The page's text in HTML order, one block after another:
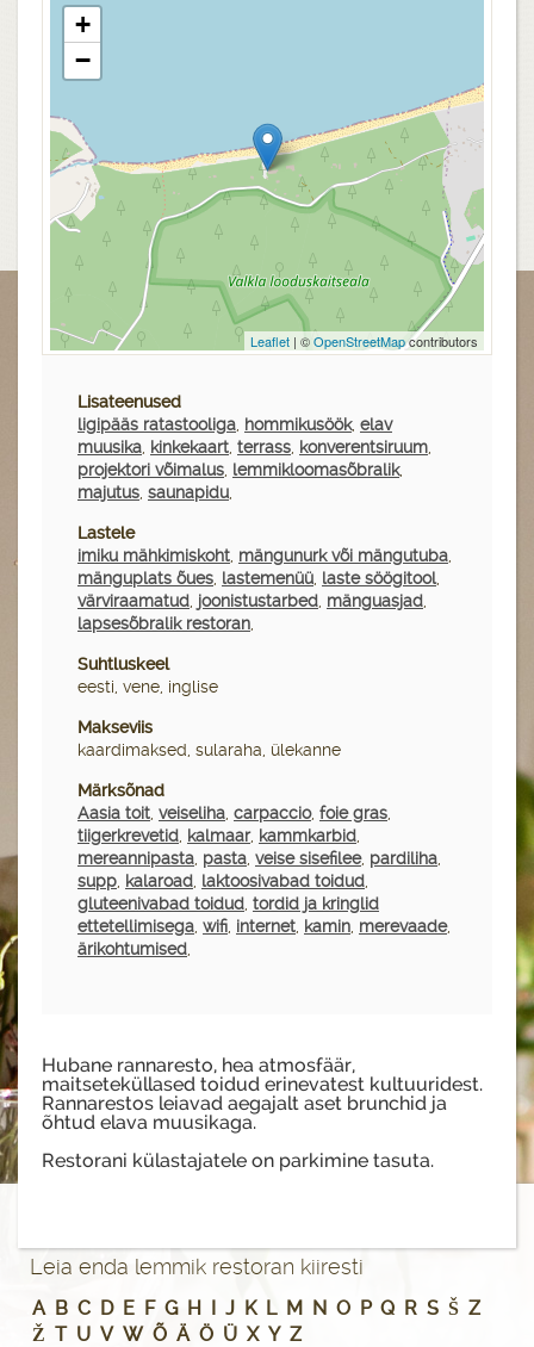
+
−
Leaflet | ©OpenStreetMapcontributors
Lisateenused
ligipääs ratastooliga, hommikusöök, elav
muusika, kinkekaart, terrass, konverentsiruum,
projektori võimalus, lemmikloomasõbralik,
majutus, saunapidu,
Lastele
imiku mähkimiskoht, mängunurk või mängutuba,
mänguplats õues, lastemenüü, laste söögitool,
värviraamatud, joonistustarbed, mänguasjad,
lapsesõbralik restoran,
Suhtluskeel
eesti, vene, inglise
Makseviis
kaardimaksed, sularaha, ülekanne
Märksõnad
Aasia toit, veiseliha, carpaccio, foie gras,
tiigerkrevetid, kalmaar, kammkarbid,
mereannipasta, pasta, veise sisefilee, pardiliha,
supp, kalaroad, laktoosivabad toidud,
gluteenivabad toidud, tordid ja kringlid
ettetellimisega, wifi, internet, kamin, merevaade,
ärikohtumised,
Hubane rannaresto, hea atmosfäär,
maitseteküllased toidud erinevatest kultuuridest.
Rannarestos leiavad aegajalt aset brunchid ja
õhtud elava muusikaga.
Restorani külastajatele on parkimine tasuta.
Leia enda lemmik restoran kiiresti
A B C D E F G H J K L M N O P Q R S Š Z
Ž T U V W Õ Ä Ö Ü X Y Z